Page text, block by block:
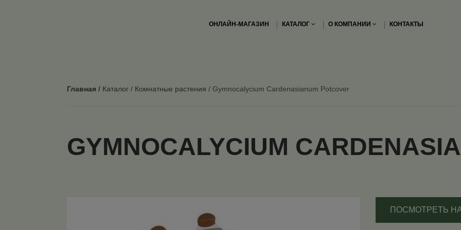
ОНЛАЙН-МАГАЗИН КАТАЛОГ О КОМПАНИИ КОНТАКТЫ
Главная Каталог Комнатные растения Gymnocalycium Cardenasianum Potcover
GYMNOCALYCIUM
ПОСМОТРЕТЬ